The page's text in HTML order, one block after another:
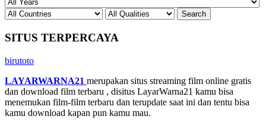
SITUS TERPERCAYA
birutoto
LAYARWARNA21 merupakan situs streaming film online gratis
dan download film terbaru , disitus LayarWarna21 kamu bisa
menemukan film-film terbaru dan terupdate saat ini dan tentu bisa
kamu download kapan pun kamu mau.